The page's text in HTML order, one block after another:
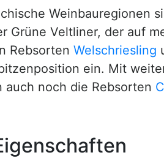
Weinbauregionen
Grüne Veltliner, der auf
Rebsorten Welschriesling
ein. Mit
noch die Rebsorten